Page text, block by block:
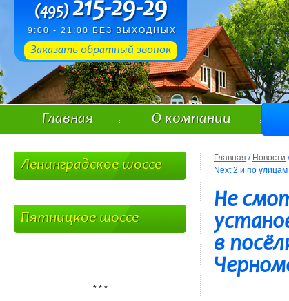
(495)215-29-29
9:00 - 21:00 БЕЗ ВЫХОДНЫХ
Заказать обратный звонок
Главная О компании
Главная / Новости
Next 2 и по
Не
в
Ленинградское шоссе
Пятницкое шоссе
* * *